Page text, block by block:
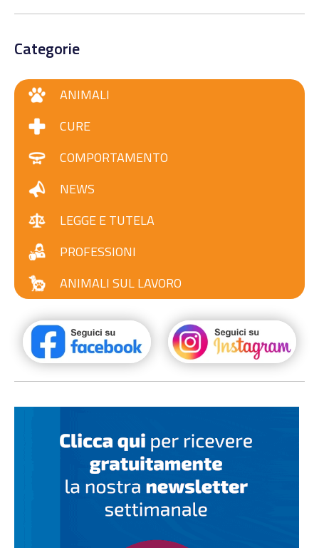
Categorie
ANIMALI
CURE
COMPORTAMENTO
NEWS
LEGGE E TUTELA
PROFESSIONI
ANIMALI SUL LAVORO